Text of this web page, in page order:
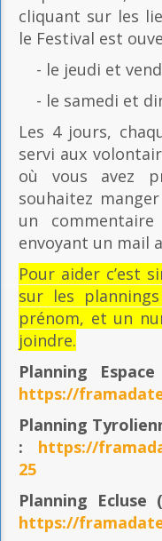
cliquant sur les
le Festival est
- le jeudi et
- le samedi et
Les 4 jours,
servi aux
où vous avez
souhaitez
un
envoyant un mail
Pour aider c’est
sur les
prénom, et un
joindre.
Planning
https://
Planning
: https://
25
Planning Ecluse
https://